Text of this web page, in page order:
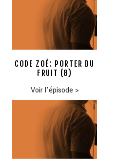
CODE ZOÉ: PORTER DU
FRUIT (8)
Voir l'épisode >